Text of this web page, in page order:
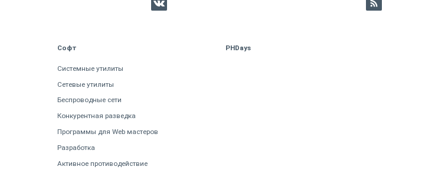
Софт
Системные утилиты
Сетевые утилиты
Беспроводные сети
Конкурентная разведка
Программы для Web мастеров
Разработка
Активное противодействие
PHDays